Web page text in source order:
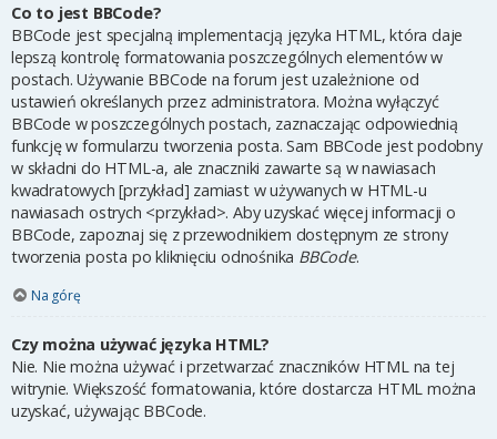
Co to jest BBCode?
BBCode jest specjalną implementacją języka HTML, która daje
lepszą kontrolę formatowania poszczególnych elementów w
postach. Używanie BBCode na forum jest uzależnione od
ustawień określanych przez administratora. Można wyłączyć
BBCode w poszczególnych postach, zaznaczając odpowiednią
funkcję w formularzu tworzenia posta. Sam BBCode jest podobny
w składni do HTML-a, ale znaczniki zawarte są w nawiasach
kwadratowych [przykład] zamiast w używanych w HTML-u
nawiasach ostrych <przykład>. Aby uzyskać więcej informacji o
BBCode, zapoznaj się z przewodnikiem dostępnym ze strony
tworzenia posta po kliknięciu odnośnika BBCode.
Na górę
Czy można używać języka HTML?
Nie. Nie można używać i przetwarzać znaczników HTML na tej
witrynie. Większość formatowania, które dostarcza HTML można
uzyskać, używając BBCode.